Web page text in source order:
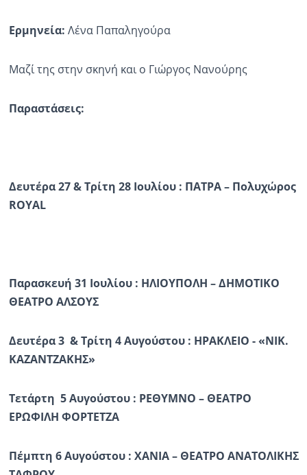
Ερμηνεία: Λένα Παπαληγούρα
Μαζί της στην σκηνή και ο Γιώργος Νανούρης
Παραστάσεις:
Δευτέρα 27 & Τρίτη 28 Ιουλίου : ΠΑΤΡΑ – Πολυχώρος
ROYAL
Παρασκευή 31 Ιουλίου : ΗΛΙΟΥΠΟΛΗ – ΔΗΜΟΤΙΚΟ
ΘΕΑΤΡΟ ΑΛΣΟΥΣ
Δευτέρα 3 & Τρίτη 4 Αυγούστου : ΗΡΑΚΛΕΙΟ - «ΝΙΚ.
ΚΑΖΑΝΤΖΑΚΗΣ»
Τετάρτη 5 Αυγούστου : ΡΕΘΥΜΝΟ – ΘΕΑΤΡΟ
ΕΡΩΦΙΛΗ ΦΟΡΤΕΤΖΑ
Πέμπτη 6 Αυγούστου : ΧΑΝΙΑ – ΘΕΑΤΡΟ ΑΝΑΤΟΛΙΚΗΣ